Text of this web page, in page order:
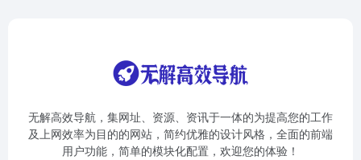
无解高效导航，集网址、资源、资讯于一体的为提高您的工作
及上网效率为目的的网站，简约优雅的设计风格，全面的前端
用户功能，简单的模块化配置，欢迎您的体验！